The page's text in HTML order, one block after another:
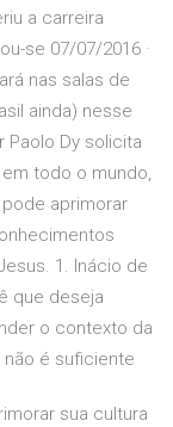
a carreira
se 07/07/2016 ·
nas salas de
ainda) nesse
Paolo Dy solicita
todo o mundo,
aprimorar
1. Inácio de
que deseja
o contexto da
não é suficiente
sua cultura